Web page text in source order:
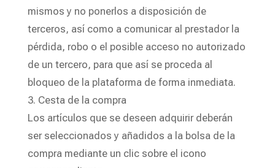
mismos y no ponerlos a disposición de
terceros, así como a comunicar al prestador la
pérdida, robo o el posible acceso no autorizado
de un tercero, para que así se proceda al
bloqueo de la plataforma de forma inmediata.
3. Cesta de la compra
Los artículos que se deseen adquirir deberán
ser seleccionados y añadidos a la bolsa de la
compra mediante un clic sobre el icono